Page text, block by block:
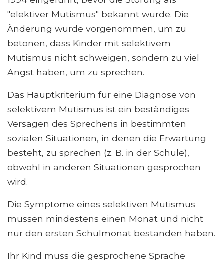
"elektiver Mutismus" bekannt wurde. Die
Änderung wurde vorgenommen, um zu
betonen, dass Kinder mit selektivem
Mutismus nicht schweigen, sondern zu viel
Angst haben, um zu sprechen.
Das Hauptkriterium für eine Diagnose von
selektivem Mutismus ist ein beständiges
Versagen des Sprechens in bestimmten
sozialen Situationen, in denen die Erwartung
besteht, zu sprechen (z. B. in der Schule),
obwohl in anderen Situationen gesprochen
wird.
Die Symptome eines selektiven Mutismus
müssen mindestens einen Monat und nicht
nur den ersten Schulmonat bestanden haben.
Ihr Kind muss die gesprochene Sprache